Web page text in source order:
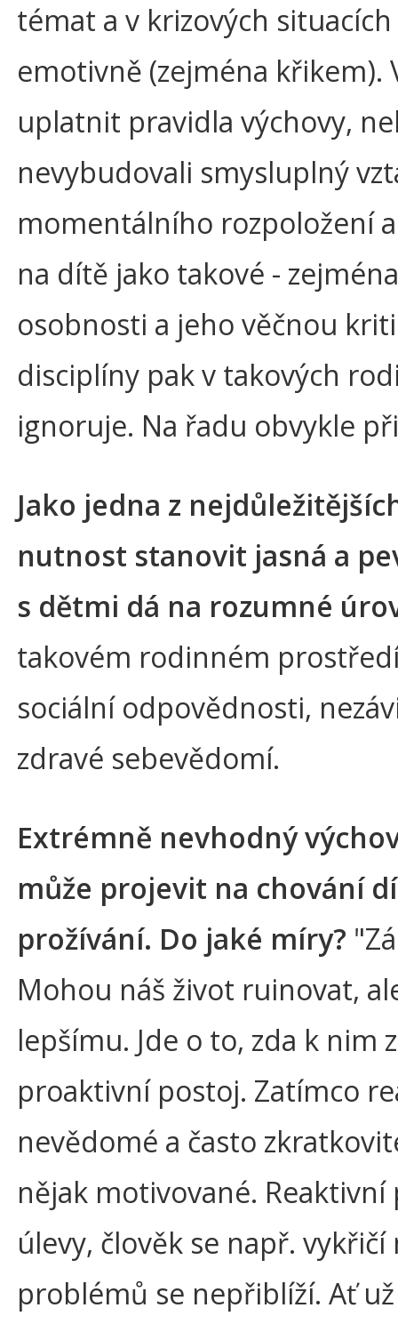
témat a v krizových
emotivně (zejména
uplatnit pravidla výchovy,
nevybudovali smysluplný
momentálního rozpoložení
na dítě jako takové -
osobnosti a jeho věčnou
disciplíny pak v takových
ignoruje. Na řadu obvykle
Jako jedna z
nutnost stanovit jasná a
s dětmi dá na rozumné
takovém rodinném
sociální odpovědnosti,
zdravé sebevědomí.
Extrémně nevhodný
může projevit na chování
prožívání. Do jaké míry?
Mohou náš život ruinovat,
lepšímu. Jde o to, zda k
proaktivní postoj. Zatímco
nevědomé a často
nějak motivované.
úlevy, člověk se např.
problémů se nepřiblíží. Ať